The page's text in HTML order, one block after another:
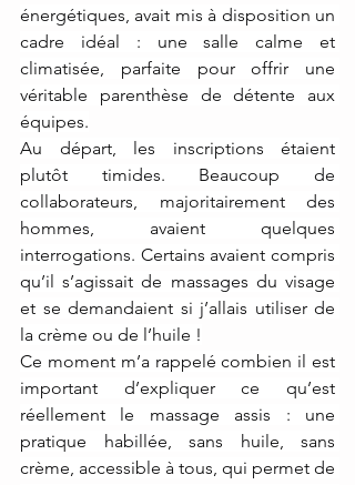
énergétiques, avait mis à disposition un
cadre idéal : une salle calme et
climatisée, parfaite pour offrir une
véritable parenthèse de détente aux
équipes.
Au départ, les inscriptions étaient
plutôt timides. Beaucoup de
collaborateurs, majoritairement des
hommes, avaient quelques
interrogations. Certains avaient compris
qu’il s’agissait de massages du visage
et se demandaient si j’allais utiliser de
la crème ou de l’huile !
Ce moment m’a rappelé combien il est
important d’expliquer ce qu’est
réellement le massage assis : une
pratique habillée, sans huile, sans
crème, accessible à tous, qui permet de